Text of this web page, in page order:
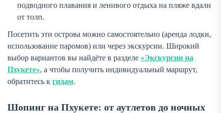
подводного плавания и ленивого отдыха на пляже вдали
от толп.
Посетить эти острова можно самостоятельно (аренда лодки,
использование паромов) или через экскурсии. Широкий
выбор вариантов вы найдёте в разделе «Экскурсии на
Пхукете», а чтобы получить индивидуальный маршрут,
обратитесь к гидам.
Шопинг на Пхукете: от аутлетов до ночных